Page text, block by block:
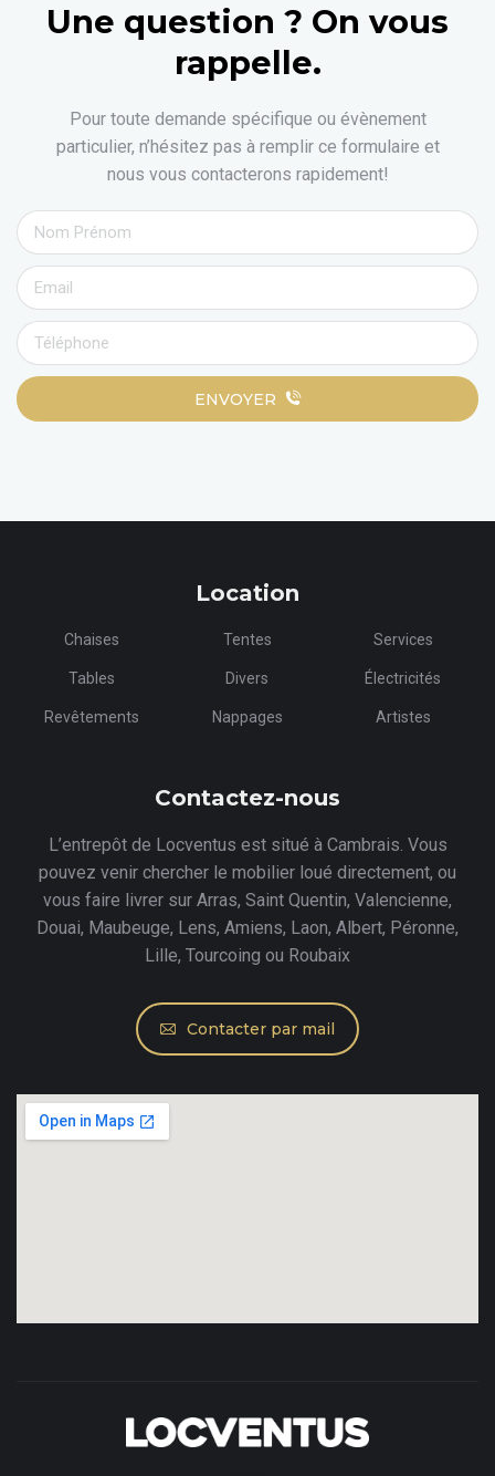
Une question ? On vous
rappelle.
Pour toute demande spécifique ou évènement
particulier, n’hésitez pas à remplir ce formulaire et
nous vous contacterons rapidement!
ENVOYER
Location
Chaises
Tables
Revêtements
Tentes
Divers
Nappages
Services
Électricités
Artistes
Contactez-nous
L’entrepôt de Locventus est situé à Cambrais. Vous
pouvez venir chercher le mobilier loué directement, ou
vous faire livrer sur Arras, Saint Quentin, Valencienne,
Douai, Maubeuge, Lens, Amiens, Laon, Albert, Péronne,
Lille, Tourcoing ou Roubaix
Contacter par mail